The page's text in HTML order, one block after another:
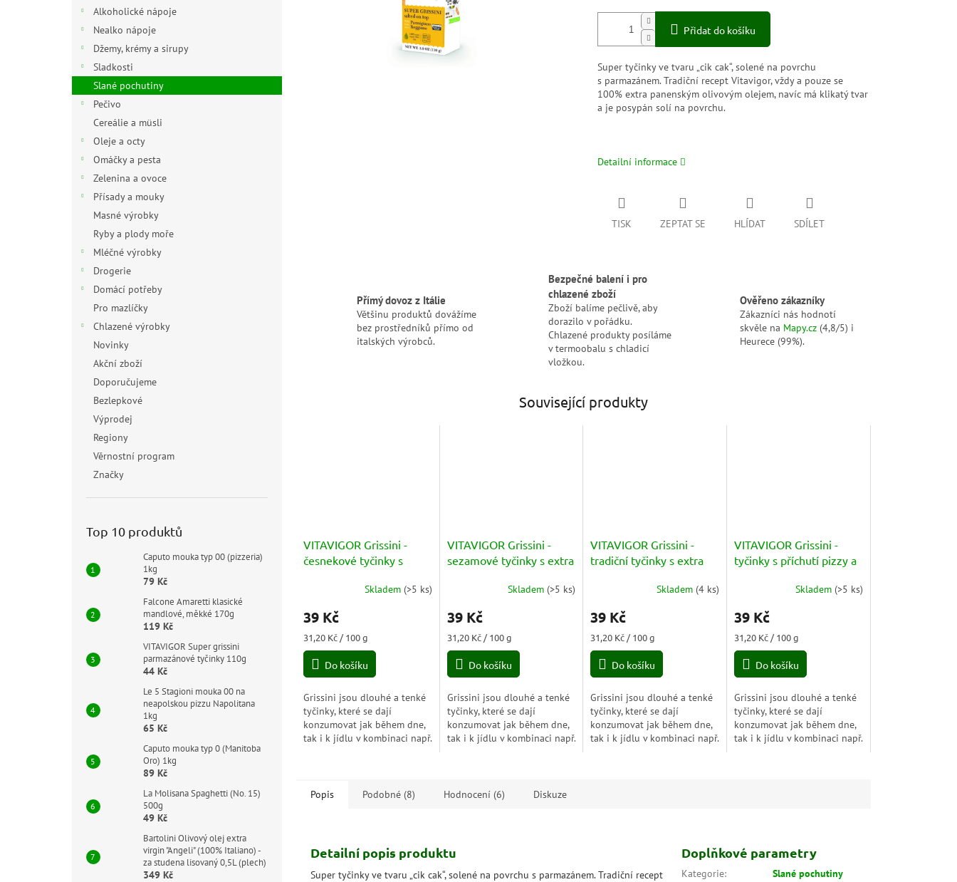
Alkoholické nápoje
Nealko nápoje
Džemy, krémy a sirupy
Sladkosti
Slané pochutiny
Pečivo
Cereálie a müsli
Oleje a octy
Omáčky a pesta
Zelenina a ovoce
Přísady a mouky
Masné výrobky
Ryby a plody moře
Mléčné výrobky
Drogerie
Domácí potřeby
Pro mazlíčky
Chlazené výrobky
Novinky
Akční zboží
Doporučujeme
Bezlepkové
Výprodej
Regiony
Věrnostní program
Značky
Top 10 produktů
Caputo mouka typ 00 (pizzeria)
1kg
79 Kč
Falcone Amaretti klasické
mandlové, měkké 170g
119 Kč
VITAVIGOR Super grissini
parmazánové tyčinky 110g
44 Kč
Le 5 Stagioni mouka 00 na
neapolskou pizzu Napolitana
1kg
65 Kč
Caputo mouka typ 0 (Manitoba
Oro) 1kg
89 Kč
La Molisana Spaghetti (No. 15)
500g
49 Kč
Bartolini Olivový olej extra
virgin "Angeli" (100% Italiano) -
za studena lisovaný 0,5L (plech)
349 Kč
Přidat do košíku
Super tyčinky ve tvaru „cik cak“, solené na povrchu
s parmazánem. Tradiční recept Vitavigor, vždy a pouze se
100% extra panenským olivovým olejem, navíc má klikatý tvar
a je posypán solí na povrchu.
Detailní informace
TISK ZEPTAT SE HLÍDAT SDÍLET
Přímý dovoz z Itálie
Většinu produktů dovážíme
bez prostředníků přímo od
italských výrobců.
Bezpečné balení i pro
chlazené zboží
Zboží balíme pečlivě, aby
dorazilo v pořádku.
Chlazené produkty posíláme
v termoobalu s chladicí
vložkou.
Ověřeno zákazníky
Zákazníci nás hodnotí
skvěle na Mapy.cz (4,8/5) i
Heurece (99%).
Související produkty
VITAVIGOR Grissini -
česnekové tyčinky s
olivovým olejem 125g
produktu
4,3
5
Skladem (>5 ks)
39 Kč
Měrná
cena:
31,20 Kč / 100 g
Do košíku
Grissini jsou dlouhé a tenké
tyčinky, které se dají
konzumovat jak během dne,
tak i k jídlu v kombinaci např.
VITAVIGOR Grissini -
sezamové tyčinky s extra
olejem 125gSkladem(>5 ks)
39 Kč
Měrná
cena:
31,20 Kč / 100 g
Do košíku
Grissini jsou dlouhé a tenké
tyčinky, které se dají
konzumovat jak během dne,
tak i k jídlu v kombinaci např.
VITAVIGOR Grissini -
tradiční tyčinky s extra
produktu
5,0
5
Skladem(4 ks)
39 Kč
Měrná
cena:
31,20 Kč / 100 g
Do košíku
Grissini jsou dlouhé a tenké
tyčinky, které se dají
konzumovat jak během dne,
tak i k jídlu v kombinaci např.
VITAVIGOR Grissini -
tyčinky s příchutí pizzy a
olivovým olejem 125g
produktu
5,0
5
Skladem(>5 ks)
39 Kč
Měrná
cena:
31,20 Kč / 100 g
Do košíku
Grissini jsou dlouhé a tenké
tyčinky, které se dají
konzumovat jak během dne,
tak i k jídlu v kombinaci např.
Popis
Podobné (8) Hodnocení (6) Diskuze
Detailní popis produktu
Super tyčinky ve tvaru „cik cak“, solené na povrchu s parmazánem. Tradiční recept
Doplňkové parametry
Kategorie:
Slané pochutiny